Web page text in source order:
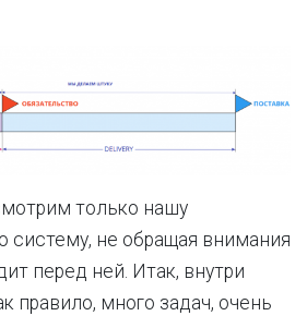
только нашу
систему, не обращая внимания
перед ней. Итак, внутри
правило, много задач, очень